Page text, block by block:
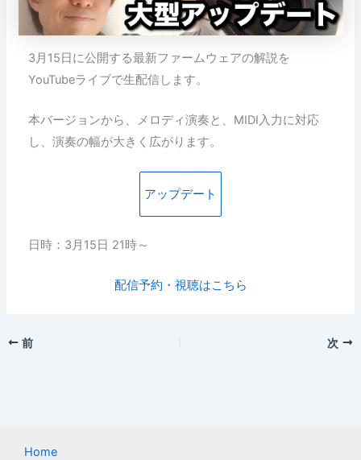
3月15日に公開する最新ファームウェアの解説を
YouTubeライブで生配信します。
本バージョンから、メロディ演奏と、MIDI入力に対応
し、演奏の幅が大きく広がります。
アップデート
日時：3月15日 21時～
配信予約・視聴はこちら
前 次
Home